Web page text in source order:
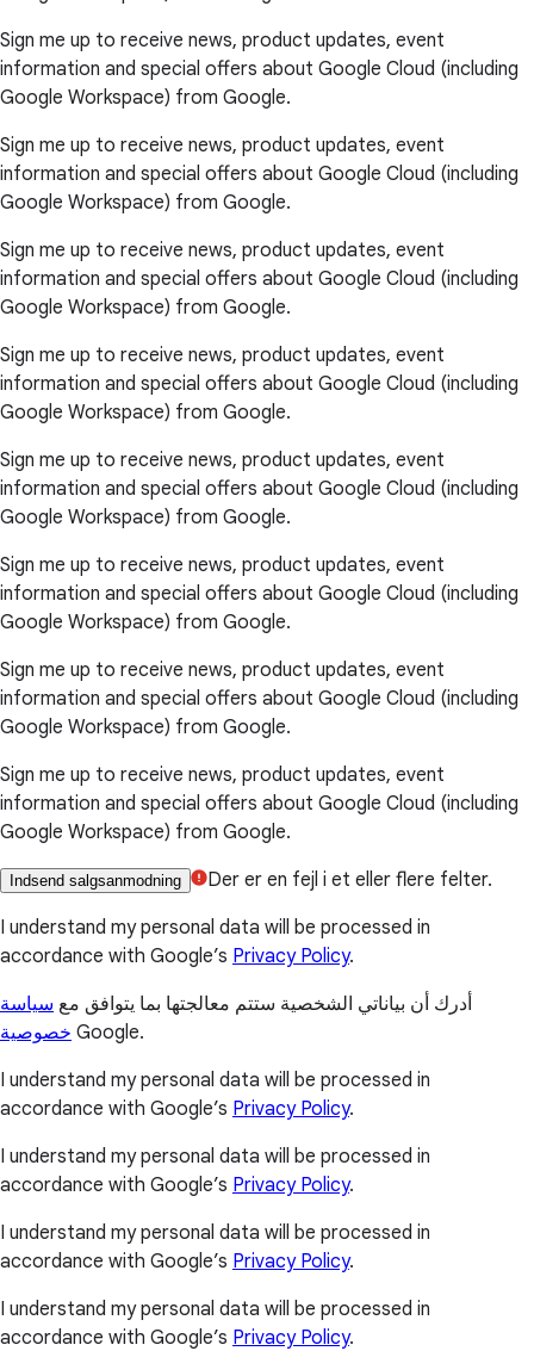
Sign me up to receive news, product updates, event
information and special offers about Google Cloud (including
Google Workspace) from Google.
Sign me up to receive news, product updates, event
information and special offers about Google Cloud (including
Google Workspace) from Google.
Sign me up to receive news, product updates, event
information and special offers about Google Cloud (including
Google Workspace) from Google.
Sign me up to receive news, product updates, event
information and special offers about Google Cloud (including
Google Workspace) from Google.
Sign me up to receive news, product updates, event
information and special offers about Google Cloud (including
Google Workspace) from Google.
Sign me up to receive news, product updates, event
information and special offers about Google Cloud (including
Google Workspace) from Google.
Sign me up to receive news, product updates, event
information and special offers about Google Cloud (including
Google Workspace) from Google.
Sign me up to receive news, product updates, event
information and special offers about Google Cloud (including
Google Workspace) from Google.
Indsend salgsanmodning
Der er en fejl i et eller flere felter.
I understand my personal data will be processed in
accordance with Google’s Privacy Policy.
أدرك أن بياناتي الشخصية ستتم معالجتها بما يتوافق مع سياسة
خصوصية Google.
I understand my personal data will be processed in
accordance with Google’s Privacy Policy.
I understand my personal data will be processed in
accordance with Google’s Privacy Policy.
I understand my personal data will be processed in
accordance with Google’s Privacy Policy.
I understand my personal data will be processed in
accordance with Google’s Privacy Policy.